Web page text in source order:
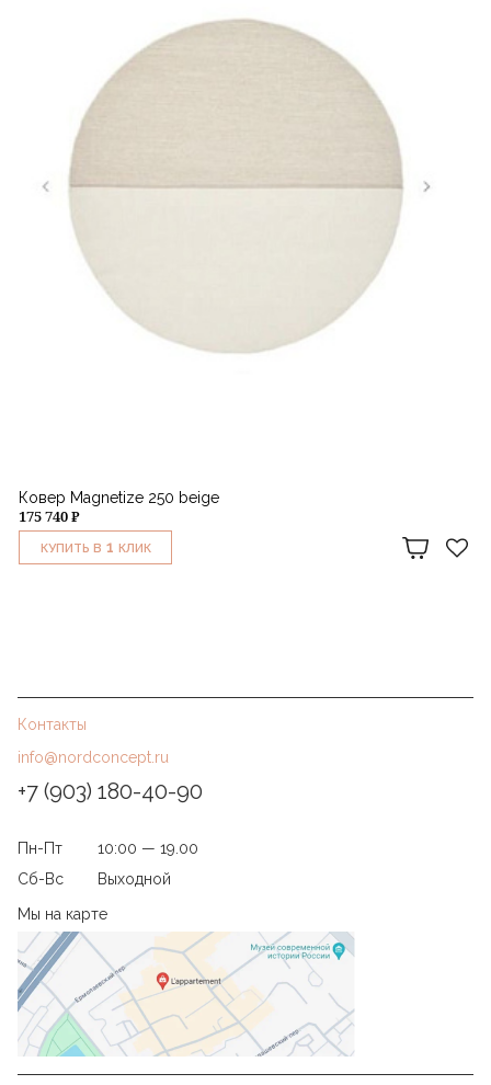
Ковер Magnetize 250 beige
175 740 ₽
КУПИТЬ В 1 КЛИК
Контакты
info@nordconcept.ru
+7 (903) 180-40-90
Пн-Пт
10:00 — 19.00
Сб-Вс
Выходной
Мы на карте